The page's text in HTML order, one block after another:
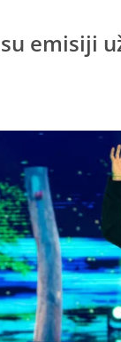
emisiji